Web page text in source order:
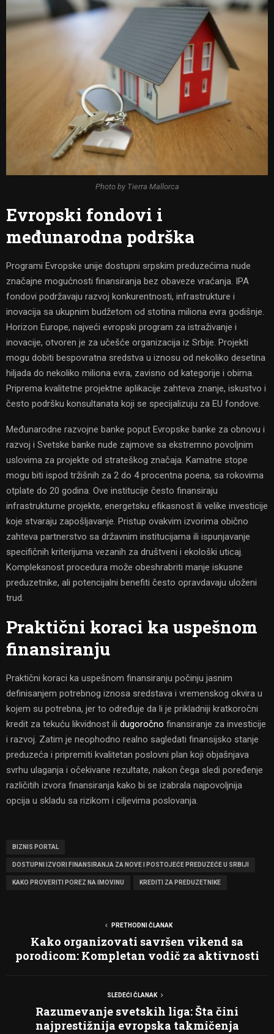
Photo by Tierra Mallorca
Evropski fondovi i
međunarodna podrška
Programi Evropske unije dostupni srpskim preduzećima nude
značajne mogućnosti finansiranja bez obaveze vraćanja. IPA
fondovi podržavaju razvoj konkurentnosti, infrastrukture i
inovacija sa ukupnim budžetom od stotina miliona evra godišnje.
Horizon Europe, najveći evropski program za istraživanje i
inovacije, otvoren je za učešće organizacija iz Srbije. Projekti
mogu dobiti bespovratna sredstva u iznosu od nekoliko desetina
hiljada do nekoliko miliona evra, zavisno od kategorije i obima.
Priprema kvalitetne projektne aplikacije zahteva znanje, iskustvo i
često podršku konsultanata koji se specijalizuju za EU fondove.
Međunarodne razvojne banke poput Evropske banke za obnovu i
razvoj i Svetske banke nude zajmove sa ekstremno povoljnim
uslovima za projekte od strateškog značaja. Kamatne stope
mogu biti ispod tržišnih za 2 do 4 procentna poena, sa rokovima
otplate do 20 godina. Ove institucije često finansiraju
infrastrukturne projekte, energetsku efikasnost ili velike investicije
koje stvaraju zapošljavanje. Pristup ovakvim izvorima obično
zahteva partnerstvo sa državnim institucijama ili ispunjavanje
specifičnih kriterijuma vezanih za društveni i ekološki uticaj.
Kompleksnost procedura može obeshrabriti manje iskusne
preduzetnike, ali potencijalni benefiti često opravdavaju uloženi
trud.
Praktični koraci ka uspešnom
finansiranju
Praktični koraci ka uspešnom finansiranju počinju jasnim
definisanjem potrebnog iznosa sredstava i vremenskog okvira u
kojem su potrebna, jer to određuje da li je prikladniji kratkoročni
kredit za tekuću likvidnost ili dugoročno finansiranje za investicije
i razvoj. Zatim je neophodno realno sagledati finansijsko stanje
preduzeća i pripremiti kvalitetan poslovni plan koji objašnjava
svrhu ulaganja i očekivane rezultate, nakon čega sledi poređenje
različitih izvora finansiranja kako bi se izabrala najpovoljnija
opcija u skladu sa rizikom i ciljevima poslovanja.
BIZNIS PORTAL
DOSTUPNI IZVORI FINANSIRANJA ZA NOVE I POSTOJEĆE PREDUZEĆE U SRBIJI
KAKO PROVERITI POREZ NA IMOVINU KREDITI ZA PREDUZETNIKE
PRETHODNI ČLANAK
Kako organizovati savršen vikend sa
porodicom: Kompletan vodič za aktivnosti
SLEDEĆI ČLANAK
Razumevanje svetskih liga: Šta čini
najprestižnija evropska takmičenja